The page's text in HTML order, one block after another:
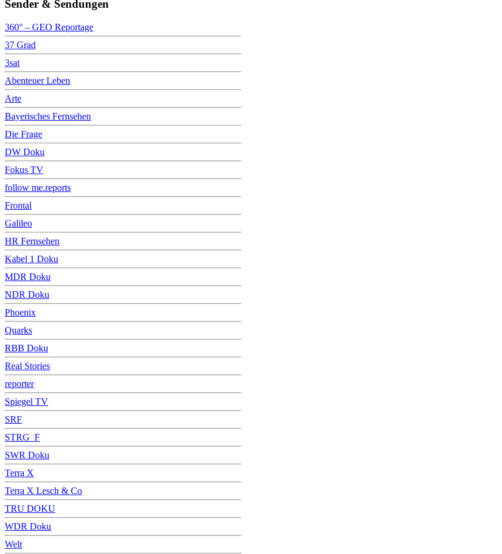
Sender & Sendungen
360° – GEO Reportage
37 Grad
3sat
Abenteuer Leben
Arte
Bayerisches Fernsehen
Die Frage
DW Doku
Fokus TV
follow me.reports
Frontal
Galileo
HR Fernsehen
Kabel 1 Doku
MDR Doku
NDR Doku
Phoenix
Quarks
RBB Doku
Real Stories
reporter
Spiegel TV
SRF
STRG_F
SWR Doku
Terra X
Terra X Lesch & Co
TRU DOKU
WDR Doku
Welt